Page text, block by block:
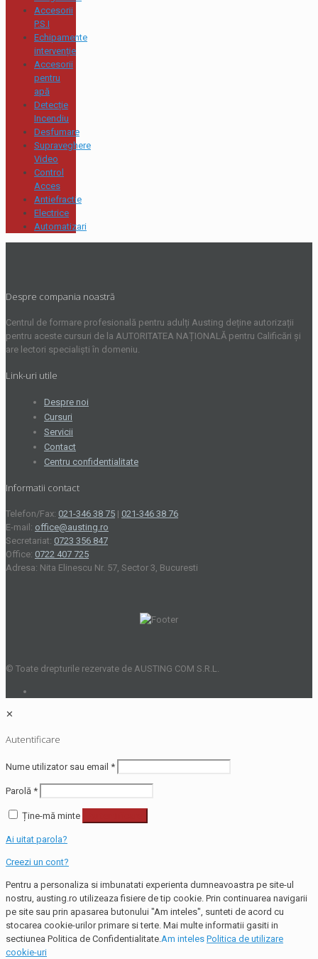
Accesorii
P.S.I
Echipamente
intervenție
Accesorii
pentru
apă
Detecție
Incendiu
Desfumare
Supraveghere
Video
Control
Acces
Antiefractie
Electrice
Automatizari
Despre compania noastră
Centrul de formare profesională pentru adulți Austing deține autorizații
pentru aceste cursuri de la AUTORITATEA NAȚIONALĂ pentru Calificări și
are lectori specialiști în domeniu.
Link-uri utile
Despre noi
Cursuri
Servicii
Contact
Centru confidentialitate
Informatii contact
Telefon/Fax: 021-346 38 75 | 021-346 38 76
E-mail: office@austing.ro
Secretariat: 0723 356 847
Office: 0722 407 725
Adresa: Nita Elinescu Nr. 57, Sector 3, Bucuresti
© Toate drepturile rezervate de AUSTING COM S.R.L.
✕
Autentificare
Nume utilizator sau email *
Parolă *
Ține-mă minte
Ai uitat parola?
Creezi un cont?
Pentru a personaliza si imbunatati experienta dumneavoastra pe site-ul
nostru, austing.ro utilizeaza fisiere de tip cookie. Prin continuarea navigarii
pe site sau prin apasarea butonului "Am inteles", sunteti de acord cu
stocarea cookie-urilor primare si terte. Mai multe informatii gasiti in
sectiunea Politica de Confidentialitate. Am inteles Politica de utilizare
cookie-uri